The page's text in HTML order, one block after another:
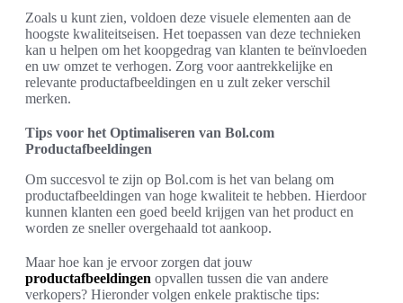
Zoals u kunt zien, voldoen deze visuele elementen aan de
hoogste kwaliteitseisen. Het toepassen van deze technieken
kan u helpen om het koopgedrag van klanten te beïnvloeden
en uw omzet te verhogen. Zorg voor aantrekkelijke en
relevante productafbeeldingen en u zult zeker verschil
merken.
Tips voor het Optimaliseren van Bol.com
Productafbeeldingen
Om succesvol te zijn op Bol.com is het van belang om
productafbeeldingen van hoge kwaliteit te hebben. Hierdoor
kunnen klanten een goed beeld krijgen van het product en
worden ze sneller overgehaald tot aankoop.
Maar hoe kan je ervoor zorgen dat jouw
productafbeeldingen opvallen tussen die van andere
verkopers? Hieronder volgen enkele praktische tips: